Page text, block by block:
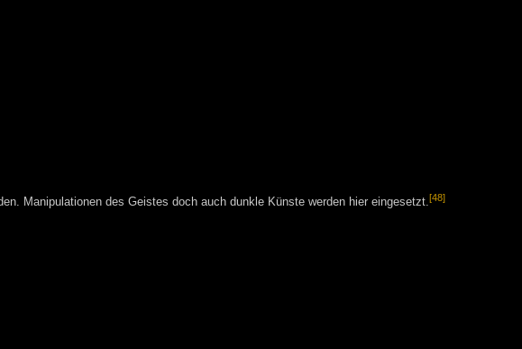
Manipulationen des Geistes doch auch dunkle Künste werden hier eingesetzt.[48]